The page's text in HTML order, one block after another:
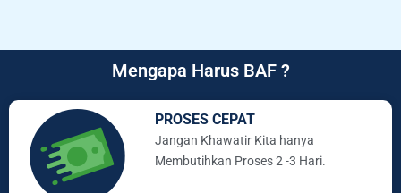
Mengapa Harus BAF ?
PROSES CEPAT
Jangan Khawatir Kita hanya
Membutihkan Proses 2 -3 Hari.